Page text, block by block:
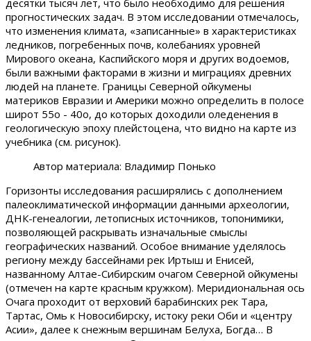
десятки тысяч лет, что было необходимо для решения
прогностических задач. В этом исследовании отмечалось,
что изменения климата, «записанные» в характеристиках
ледников, погребенных почв, колебаниях уровней
Мирового океана, Каспийского моря и других водоемов,
были важными факторами в жизни и миграциях древних
людей на планете. Границы Северной ойкумены
материков Евразии и Америки можно определить в полосе
широт 55о - 40о, до которых доходили оледенения в
геологическую эпоху плейстоцена, что видно на карте из
учебника (см. рисунок).
Автор материала: Владимир Понько
Горизонты исследования расширялись с дополнением
палеоклиматической информации данными археологии,
ДНК-генеалогии, летописных источников, топонимики,
позволяющей раскрывать изначальные смыслы
географических названий. Особое внимание уделялось
региону между бассейнами рек Иртыш и Енисей,
названному Алтае-Сибирским очагом Северной ойкумены
(отмечен на карте красным кружком). Меридиональная ось
Очага проходит от верховий барабинских рек Тара,
Тартас, Омь к Новосибирску, истоку реки Оби и «центру
Асии», далее к снежным вершинам Белуха, Богда… В